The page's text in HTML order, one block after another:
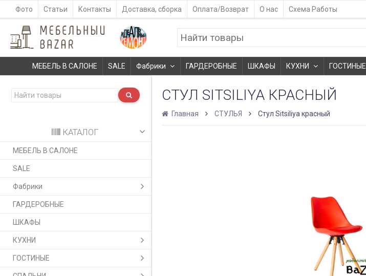
Фото Статьи Контакты Доставка, сборка Оплата/Возврат О нас Схема Работы
МЕБЕЛЬ В САЛОНЕ SALE Фабрики ГАРДЕРОБНЫЕ ШКАФЫ КУХНИ ГОСТИНЫЕ
КАТАЛОГ
МЕБЕЛЬ В САЛОНЕ
SALE
Фабрики
ГАРДЕРОБНЫЕ
ШКАФЫ
КУХНИ
ГОСТИНЫЕ
СТУЛ SITSILIYA КРАСНЫЙ
Главная СТУЛЬЯ Стул Sitsiliya красный